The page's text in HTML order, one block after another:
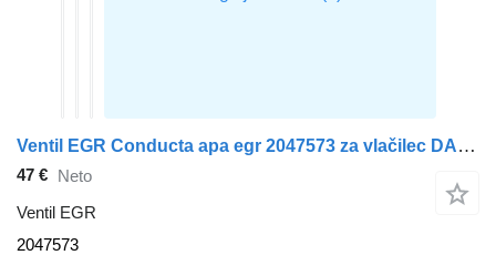
Ventil EGR Conducta apa egr 2047573 za vlačilec DAF XF
47 € Neto
Ventil EGR
2047573